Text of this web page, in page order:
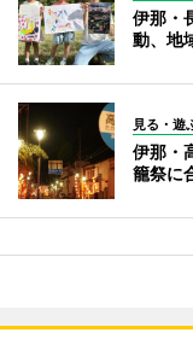
伊那・
動、地
見る・遊
伊那・
籠祭に